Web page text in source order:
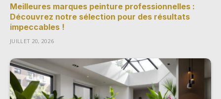
Meilleures marques peinture professionnelles :
Découvrez notre sélection pour des résultats
impeccables !
JUILLET 20, 2026